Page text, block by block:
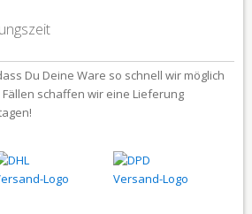
Du Deine Ware so schnell wir möglich
schaffen wir eine Lieferung